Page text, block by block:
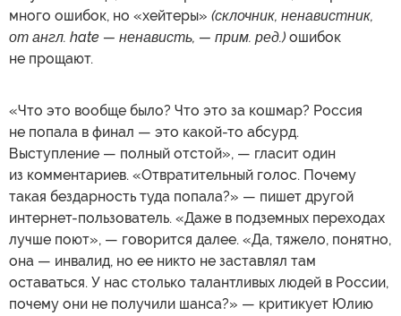
много ошибок, но «хейтеры» (склочник, ненавистник,
от англ. hate — ненависть, — прим. ред.) ошибок
не прощают.
«Что это вообще было? Что это за кошмар? Россия
не попала в финал — это какой-то абсурд.
Выступление — полный отстой», — гласит один
из комментариев. «Отвратительный голос. Почему
такая бездарность туда попала?» — пишет другой
интернет-пользователь. «Даже в подземных переходах
лучше поют», — говорится далее. «Да, тяжело, понятно,
она — инвалид, но ее никто не заставлял там
оставаться. У нас столько талантливых людей в России,
почему они не получили шанса?» — критикует Юлию